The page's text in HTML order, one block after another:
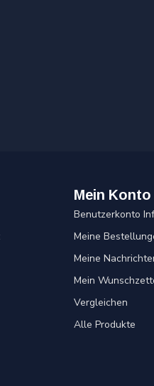
Mein Konto
Benutzerkonto
Meine
Meine
Mein
Vergleichen
Alle Produkte